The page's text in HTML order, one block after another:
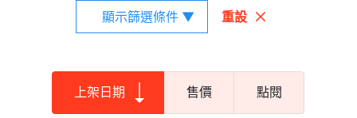
顯示篩選條件 ▼ 重設
上架日期 售價 點閱